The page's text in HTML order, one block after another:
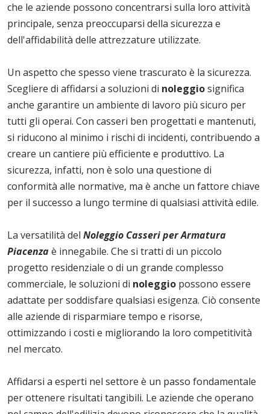
che le aziende possono concentrarsi sulla loro attività
principale, senza preoccuparsi della sicurezza e
dell'affidabilità delle attrezzature utilizzate.
Un aspetto che spesso viene trascurato è la sicurezza.
Scegliere di affidarsi a soluzioni di noleggiosignifica
anche garantire un ambiente di lavoro più sicuro per
tutti gli operai. Con casseri ben progettati e mantenuti,
si riducono al minimo i rischi di incidenti, contribuendo a
creare un cantiere più efficiente e produttivo. La
sicurezza, infatti, non è solo una questione di
conformità alle normative, ma è anche un fattore chiave
per il successo a lungo termine di qualsiasi attività edile.
La versatilità del Noleggio Casseri per Armatura
Piacenzaè innegabile. Che si tratti di un piccolo
progetto residenziale o di un grande complesso
commerciale, le soluzioni di noleggio possono essere
adattate per soddisfare qualsiasi esigenza. Ciò consente
alle aziende di risparmiare tempo e risorse,
ottimizzando i costi e migliorando la loro competitività
nel mercato.
Affidarsi a esperti nel settore è un passo fondamentale
per ottenere risultati tangibili. Le aziende che operano